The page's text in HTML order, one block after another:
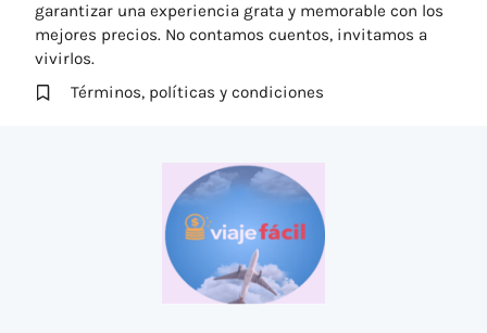
garantizar una experiencia grata y memorable con los
mejores precios. No contamos cuentos, invitamos a
vivirlos.
Términos, políticas y condiciones